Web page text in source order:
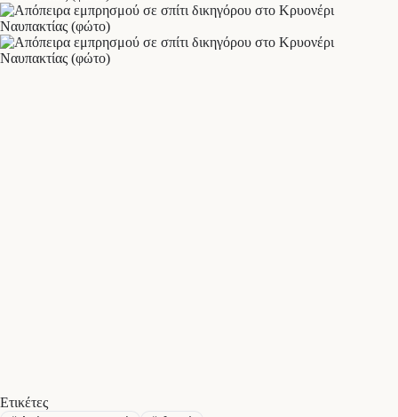
Ετικέτες